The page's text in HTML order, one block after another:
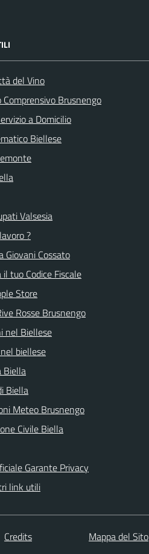
del Vino
Brusnengo
a Domicilio
Biellese
Valsesia
?
Giovani Cossato
il tuo Codice Fiscale
Store
Rosse Brusnengo
nel Biellese
biellese
Biella
Biella
Meteo Brusnengo
Civile Biella
Garante Privacy
link utili
Credits Mappa del Sito